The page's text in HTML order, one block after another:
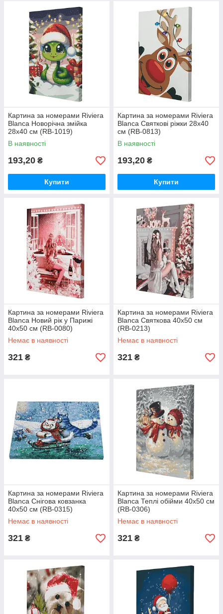
Картина за номерами Riviera
Blanca Новорічна змійка
28x40 см (RB-1019)
В наявності
193,20 ₴
Купити
Картина за номерами Riviera
Blanca Святкові ріжки 28x40
см (RB-0813)
В наявності
193,20 ₴
Купити
Картина за номерами Riviera
Blanca Новий рік у Парижі
40x50 см (RB-0080)
Немає в наявності
321 ₴
Картина за номерами Riviera
Blanca Святкова 40x50 см
(RB-0213)
Немає в наявності
321 ₴
Картина за номерами Riviera
Blanca Снігова ковзанка
40x50 см (RB-0315)
Немає в наявності
321 ₴
Картина за номерами Riviera
Blanca Теплі обійми 40x50 см
(RB-0306)
Немає в наявності
321 ₴